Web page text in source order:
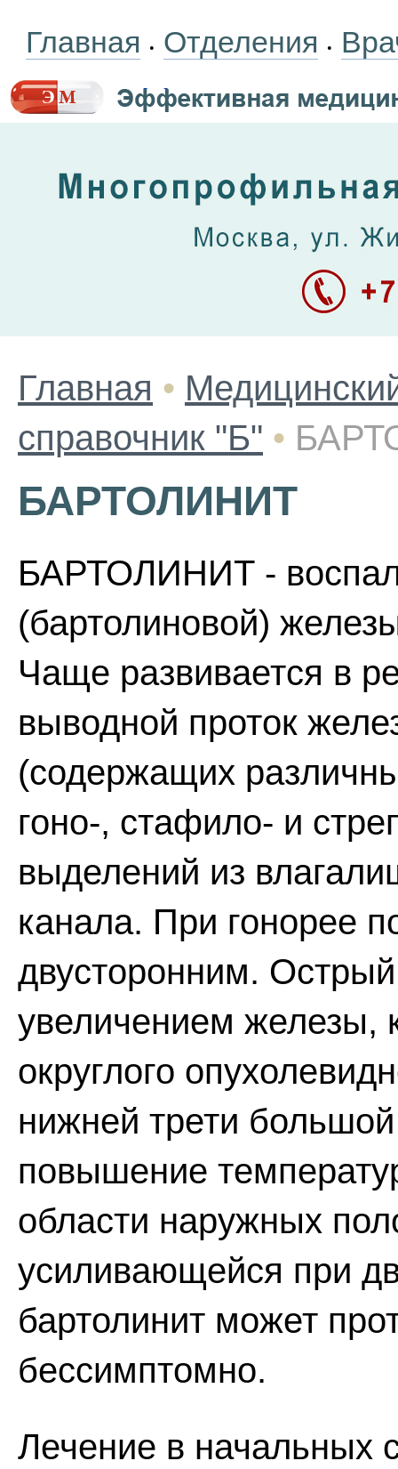
Главная • Отделения •
Главная •
справочник "Б" •
БАРТОЛИНИТ
БАРТОЛИНИТ -
(бартолиновой)
Чаще развивается в
выводной проток
(содержащих
гоно-, стафило- и
выделений из
канала. При гонорее
двусторонним.
увеличением железы,
округлого
нижней трети
повышение
области наружных
усиливающейся при
бартолинит может
бессимптомно.
Лечение в начальных